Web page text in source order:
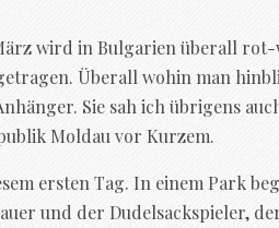
wird in Bulgarien überall
Überall wohin man
Sie sah ich übrigens
Moldau vor Kurzem.
ersten Tag. In einem Park
und der Dudelsackspieler,